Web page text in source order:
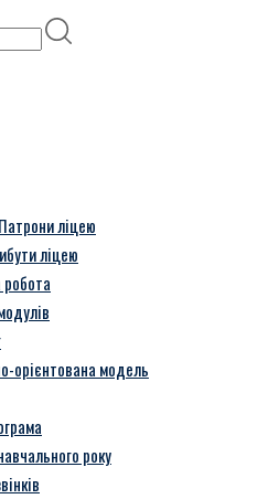
ліцею
ліцею
орієнтована модель
року